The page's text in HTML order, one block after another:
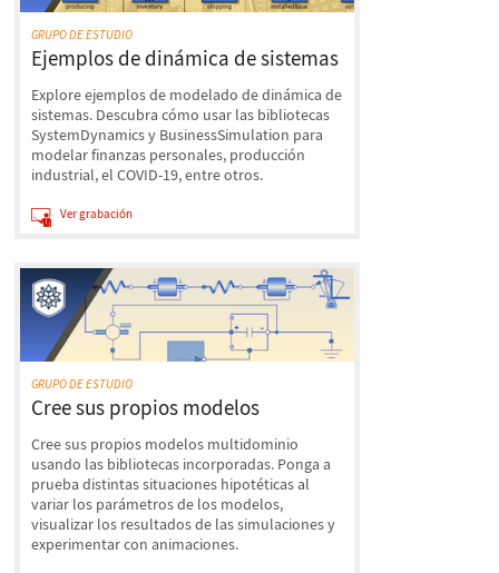
GRUPO DE ESTUDIO
Ejemplos de dinámica de sistemas
Explore ejemplos de modelado de dinámica de
sistemas. Descubra cómo usar las bibliotecas
SystemDynamics y BusinessSimulation para
modelar finanzas personales, producción
industrial, el COVID-19, entre otros.
Ver grabación
GRUPO DE ESTUDIO
Cree sus propios modelos
Cree sus propios modelos multidominio
usando las bibliotecas incorporadas. Ponga a
prueba distintas situaciones hipotéticas al
variar los parámetros de los modelos,
visualizar los resultados de las simulaciones y
experimentar con animaciones.